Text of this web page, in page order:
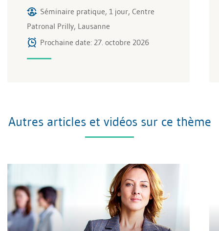
Séminaire pratique, 1 jour, Centre
Patronal Prilly, Lausanne
Prochaine date: 27. octobre 2026
Autres articles et vidéos sur ce thème